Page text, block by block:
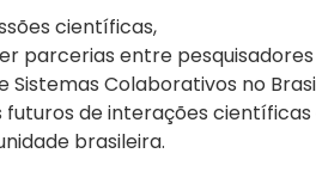
científicas,
parcerias entre
Sistemas Colaborativos no
de interações
brasileira.